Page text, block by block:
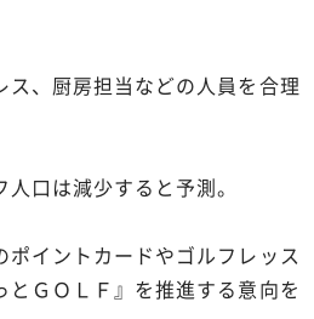
ス、厨房担当などの人員を合理
口は減少すると予測。
イントカードやゴルフレッス
とＧＯＬＦ』を推進する意向を